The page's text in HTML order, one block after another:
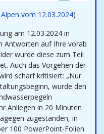
vom 12.03.2024)
am 12.03.2024 in
Antworten auf Ihre vorab
wurde diese zum Teil
Auch das Vorgehen der
scharf kritisiert: „Nur
wurde den
Anliegen in 20 Minuten
zugestanden, in
100 PowerPoint-Folien